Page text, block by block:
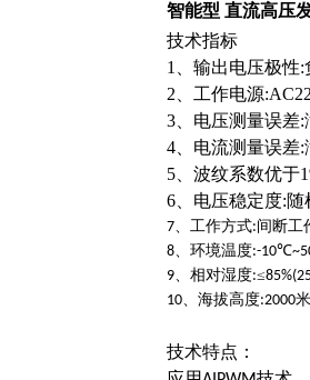
智能型 直流高压
技术指标
1、输出电压极性:
2、工作电源
3、电压测量误差:
4、电流测量误差:
5、波纹系数优于
6、电压稳定度:随
7、工作方式:间断工
8、环境温度:-10℃
9、相对湿度:≤
10、海拔高度:2000米
技术特点：